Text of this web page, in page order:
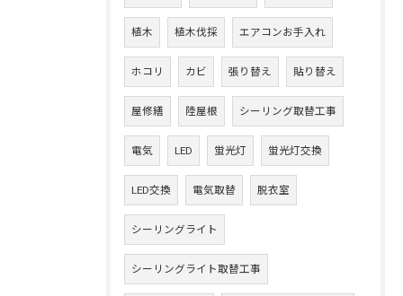
植木 植木伐採 エアコンお手入れ
ホコリ カビ 張り替え 貼り替え
屋修繕 陸屋根 シーリング取替工事
電気 LED 蛍光灯 蛍光灯交換
LED交換 電気取替 脱衣室
シーリングライト
シーリングライト取替工事